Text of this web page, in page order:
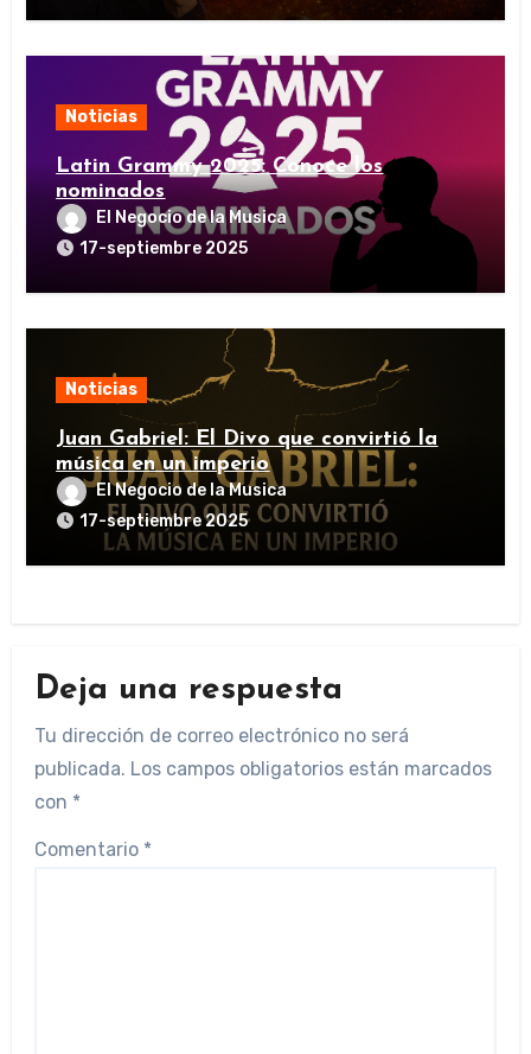
Noticias
Latin Grammy 2025: Conoce los
nominados
El Negocio de la Musica
17-septiembre 2025
Noticias
Juan Gabriel: El Divo que convirtió la
música en un imperio
El Negocio de la Musica
17-septiembre 2025
Deja una respuesta
Tu dirección de correo electrónico no será
publicada. Los campos obligatorios están marcados
con *
Comentario *